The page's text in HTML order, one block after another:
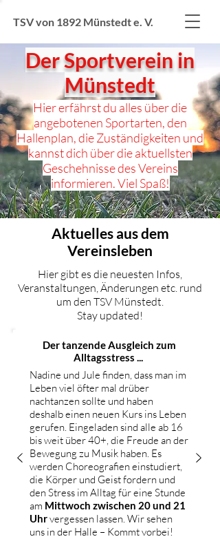
TSV von 1892 Münstedt e. V.
Der Sportverein in
Münstedt
Hier erfährst du alles über die
angebotenen Sportarten, den
Hallenplan, die Zuständigkeiten und
kannst dich über die aktuellsten
Geschehnisse des Vereins
informieren. Viel Spaß!
Aktuelles aus dem
Vereinsleben
Hier gibt es die neuesten Infos,
Veranstaltungen, Änderungen etc. rund
um den TSV Münstedt.
Stay updated!
Der tanzende Ausgleich zum
Alltagsstress ...
Nadine und Jule finden, dass man im
Leben viel öfter mal drüber
nachtanzen sollte und haben
deshalb einen neuen Kurs ins Leben
gerufen. Eingeladen sind alle ab 16
bis weit über 40+, die Freude an der
Bewegung zu Musik haben. Es
werden Choreografien einstudiert,
die Körper und Geist fordern und
den Stress im Alltag für eine Stunde
am Mittwoch zwischen 20 und 21
Uhrvergessen lassen. Wir sehen
uns in der Halle – Kommt vorbei!